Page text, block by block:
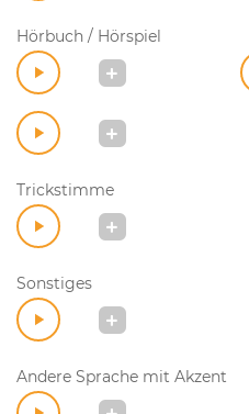
Hörbuch / Hörspiel
Trickstimme
Sonstiges
Andere Sprache mit Akzent